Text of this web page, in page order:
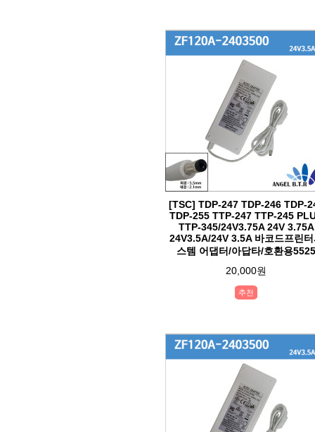
[TSC] TDP-247 TDP-246 TDP-
TDP-255 TTP-247 TTP-245
TTP-345/24V3.75A 24V 3.75A
24V3.5A/24V 3.5A 바코드프린터
스템 어댑터/아답타/호환용5525
20,000원
추천